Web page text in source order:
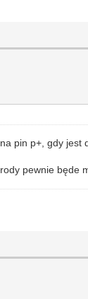
pin p+, gdy jest
pewnie będe